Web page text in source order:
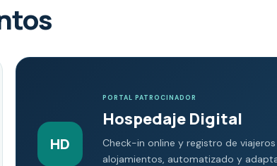
HD
PORTAL PATROCINADOR
Hospedaje Digital
Check-in online y registro de
alojamientos, automatizado y